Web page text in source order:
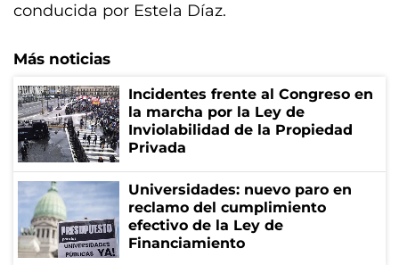
conducida por Estela Díaz.
Más noticias
Incidentes frente al Congreso en
la marcha por la Ley de
Inviolabilidad de la Propiedad
Privada
Universidades: nuevo paro en
reclamo del cumplimiento
efectivo de la Ley de
Financiamiento